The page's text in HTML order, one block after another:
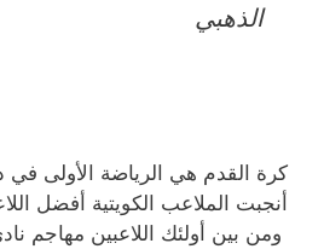
الذهبي
كرة القدم هي الرياضة الأولى في
أنجبت الملاعب الكويتية أفضل
ومن بين أولئك اللاعبين مهاجم